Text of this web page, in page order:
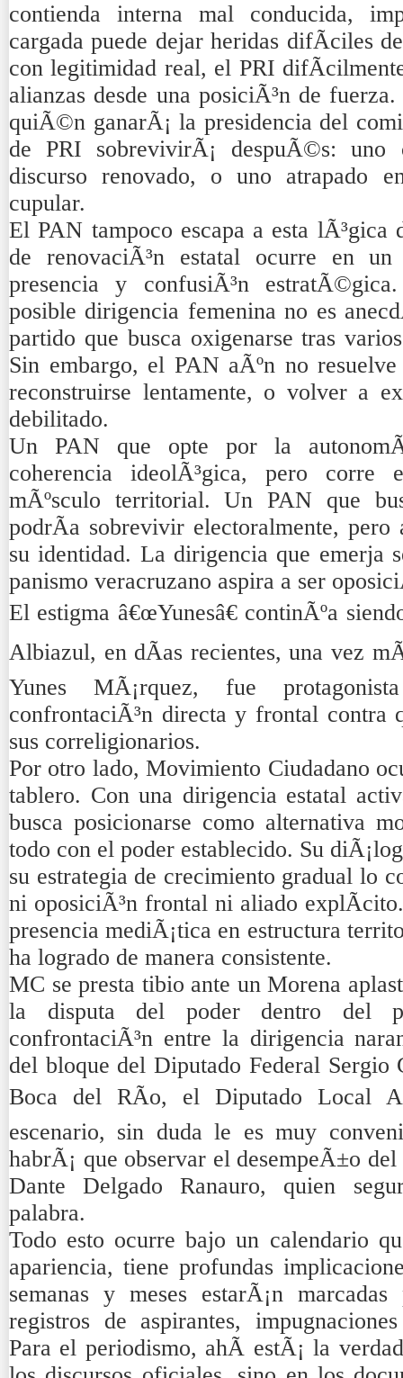
contienda interna mal conducida,
cargada puede dejar heridas difÃ­ciles
con legitimidad real, el PRI
alianzas desde una posiciÃ³n de
quiÃ©n ganarÃ¡ la presidencia del
de PRI sobrevivirÃ¡ despuÃ©s:
discurso renovado, o uno atrapado
cupular.
El PAN tampoco escapa a esta lÃ³gica
de renovaciÃ³n estatal ocurre en
presencia y confusiÃ³n
posible dirigencia femenina no es
partido que busca oxigenarse tras
Sin embargo, el PAN aÃºn no
reconstruirse lentamente, o volver a
debilitado.
Un PAN que opte por la
coherencia ideolÃ³gica, pero
mÃºsculo territorial. Un PAN que
podrÃ­a sobrevivir electoralmente, pero
su identidad. La dirigencia que emerja
panismo veracruzano aspira a ser
El estigma â€œYunesâ€ continÃºa
Albiazul, en dÃ­as recientes, una vez
Yunes MÃ¡rquez, fue
confrontaciÃ³n directa y frontal contra
sus correligionarios.
Por otro lado, Movimiento Ciudadano
tablero. Con una dirigencia estatal
busca posicionarse como alternativa
todo con el poder establecido. Su
su estrategia de crecimiento gradual lo
ni oposiciÃ³n frontal ni aliado
presencia mediÃ¡tica en estructura
ha logrado de manera consistente.
MC se presta tibio ante un Morena
la disputa del poder dentro del
confrontaciÃ³n entre la dirigencia
del bloque del Diputado Federal
Boca del RÃ­o, el Diputado Local
escenario, sin duda le es muy
habrÃ¡ que observar el desempeÃ±o
Dante Delgado Ranauro, quien
palabra.
Todo esto ocurre bajo un calendario
apariencia, tiene profundas
semanas y meses estarÃ¡n
registros de aspirantes,
Para el periodismo, ahÃ­ estÃ¡ la